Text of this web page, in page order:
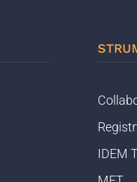
IDEM